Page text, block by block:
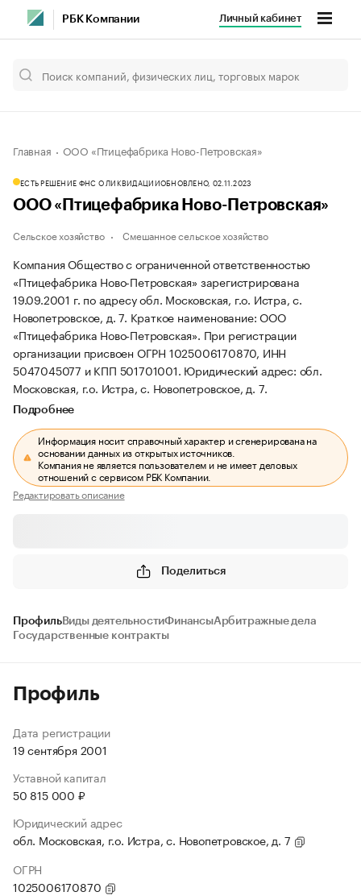
РБК Компании Личный кабинет
Главная ООО «Птицефабрика Ново-Петровская»
ЕСТЬ РЕШЕНИЕ ФНС О ЛИКВИДАЦИИОБНОВЛЕНО, 02.11.2023
ООО «Птицефабрика Ново-Петровская»
Сельское хозяйство Смешанное сельское хозяйство
Компания Общество с ограниченной ответственностью
«Птицефабрика Ново-Петровская» зарегистрирована
19.09.2001 г. по адресу обл. Московская, г.о. Истра, с.
Новопетровское, д. 7. Краткое наименование: ООО
«Птицефабрика Ново-Петровская». При регистрации
организации присвоен ОГРН 1025006170870, ИНН
5047045077 и КПП 501701001. Юридический адрес: обл.
Московская, г.о. Истра, с. Новопетровское, д. 7.
Подробнее
Информация носит справочный характер и сгенерирована на
основании данных из открытых источников.
Компания не является пользователем и не имеет деловых
отношений с сервисом РБК Компании.
Редактировать описание
Поделиться
ПрофильВиды деятельностиФинансыАрбитражные дела
Государственные контракты
Профиль
Дата регистрации
19 сентября 2001
Уставной капитал
50 815 000 ₽
Юридический адрес
обл. Московская, г.о. Истра, с. Новопетровское, д. 7
ОГРН
1025006170870